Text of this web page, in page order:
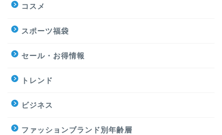
コスメ
スポーツ福袋
セール・お得情報
トレンド
ビジネス
ファッションブランド別年齢層